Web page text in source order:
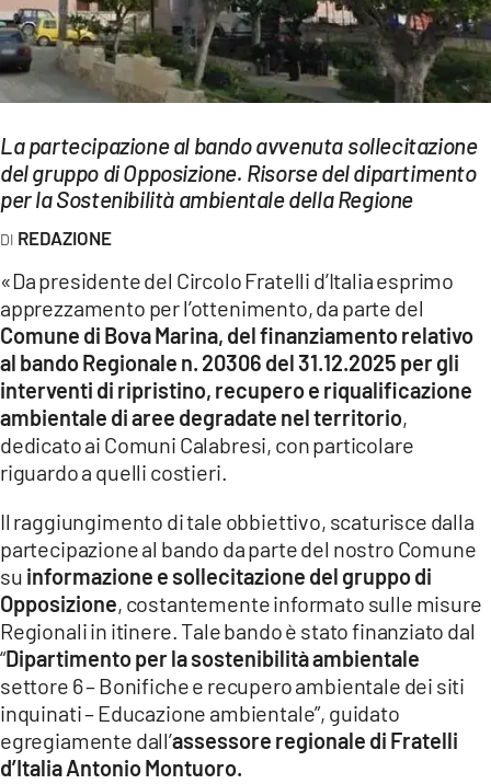
Streaming
LAC TV
LAC ONAIR
LaC
LACPLAY.IT
LACTV.IT
LACONAIR.IT
LACITYMAG.IT
ILREGGINO.IT
COSENZACHANNEL.IT
ILVIBONESE.IT
CATANZAROCHANNEL.IT
LACAPITALENEWS.IT
App
ANDROID
La partecipazione al bando avvenuta sollecitazione
del gruppo di Opposizione. Risorse del dipartimento
per la Sostenibilità ambientale della Regione
REDAZIONE
«Da presidente del Circolo Fratelli d’Italia esprimo
apprezzamento per l’ottenimento, da parte del
Comune di Bova Marina, del finanziamento relativo
al bando Regionale n. 20306 del 31.12.2025 per gli
interventi di ripristino, recupero e riqualificazione
ambientale di aree degradate nel territorio,
dedicato ai Comuni Calabresi, con particolare
riguardo a quelli costieri.
Il raggiungimento di tale obbiettivo, scaturisce dalla
partecipazione al bando da parte del nostro Comune
su informazione e sollecitazione del gruppo di
Opposizione, costantemente informato sulle misure
Regionali in itinere. Tale bando è stato finanziato dal
“Dipartimento per la sostenibilità ambientale
settore 6 – Bonifiche e recupero ambientale dei siti
inquinati – Educazione ambientale”, guidato
egregiamente dall’assessore regionale di Fratelli
d’Italia Antonio Montuoro.